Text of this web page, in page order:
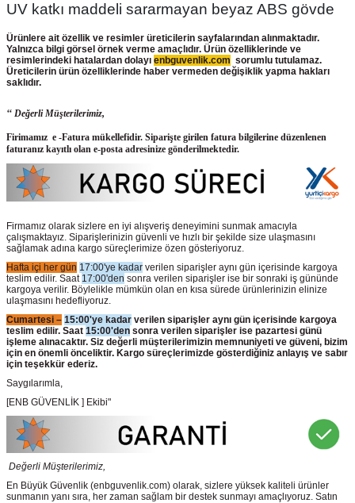
UV katkı maddeli sararmayan beyaz ABS gövde
Ürünlere ait özellik ve resimler üreticilerin sayfalarından alınmaktadır.
Yalnızca bilgi görsel örnek verme amaçlıdır. Ürün özelliklerinde ve
resimlerindeki hatalardan dolayı enbguvenlik.com sorumlu tutulamaz.
Üreticilerin ürün özelliklerinde haber vermeden değişiklik yapma hakları
saklıdır.
‘‘ Değerli Müşterilerimiz,
Firimamız e -Fatura mükellefidir. Siparişte girilen fatura bilgilerine düzenlenen
faturanız kayıtlı olan e-posta adresinize gönderilmektedir.
Firmamız olarak sizlere en iyi alışveriş deneyimini sunmak amacıyla
çalışmaktayız. Siparişlerinizin güvenli ve hızlı bir şekilde size ulaşmasını
sağlamak adına kargo süreçlerimize özen gösteriyoruz.
Hafta içi her gün 17:00'ye kadar verilen siparişler aynı gün içerisinde kargoya
teslim edilir. Saat 17:00'den sonra verilen siparişler ise bir sonraki iş gününde
kargoya verilir. Böylelikle mümkün olan en kısa sürede ürünlerinizin elinize
ulaşmasını hedefliyoruz.
Cumartesi – 15:00'ye kadar verilen siparişler aynı gün içerisinde kargoya
teslim edilir. Saat 15:00'den sonra verilen siparişler ise pazartesi günü
işleme alınacaktır. Siz değerli müşterilerimizin memnuniyeti ve güveni, bizim
için en önemli önceliktir. Kargo süreçlerimizde gösterdiğiniz anlayış ve sabır
için teşekkür ederiz.
Saygılarımla,
[ENB GÜVENLİK ] Ekibi"
Değerli Müşterilerimiz,
En Büyük Güvenlik (enbguvenlik.com) olarak, sizlere yüksek kaliteli ürünler
sunmanın yanı sıra, her zaman sağlam bir destek sunmayı amaçlıyoruz. Satın